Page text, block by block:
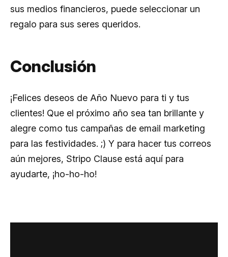
sus medios financieros, puede seleccionar un
regalo para sus seres queridos.
Conclusión
¡Felices deseos de Año Nuevo para ti y tus
clientes! Que el próximo año sea tan brillante y
alegre como tus campañas de email marketing
para las festividades. ;) Y para hacer tus correos
aún mejores, Stripo Clause está aquí para
ayudarte, ¡ho-ho-ho!